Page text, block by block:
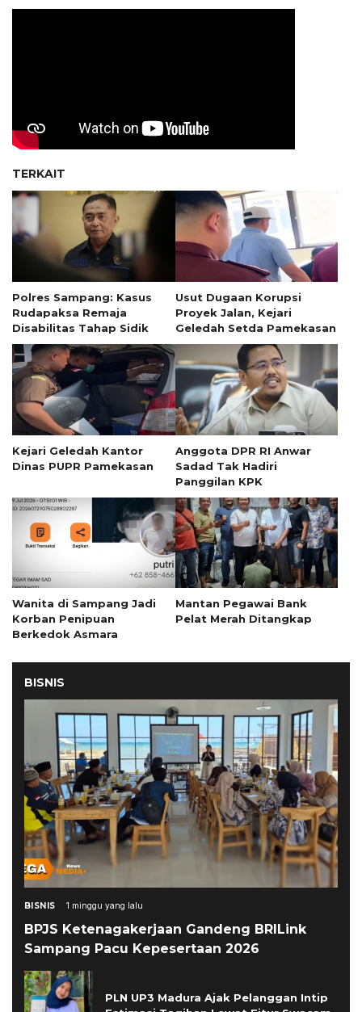
TERKAIT
Polres Sampang: Kasus
Rudapaksa Remaja
Disabilitas Tahap Sidik
Usut Dugaan Korupsi
Proyek Jalan, Kejari
Geledah Setda Pamekasan
Kejari Geledah Kantor
Dinas PUPR Pamekasan
Anggota DPR RI Anwar
Sadad Tak Hadiri
Panggilan KPK
Wanita di Sampang Jadi
Korban Penipuan
Berkedok Asmara
Mantan Pegawai Bank
Pelat Merah Ditangkap
BISNIS
BISNIS 1 minggu yang lalu
BPJS Ketenagakerjaan Gandeng BRILink
Sampang Pacu Kepesertaan 2026
PLN UP3 Madura Ajak Pelanggan Intip